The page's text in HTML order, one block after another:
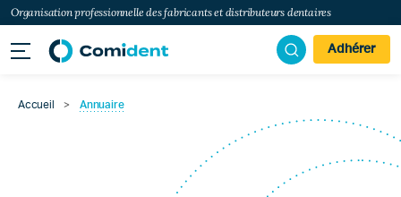
Organisation professionnelle des fabricants et distributeurs dentaires
Adhérer
Accueil > Annuaire